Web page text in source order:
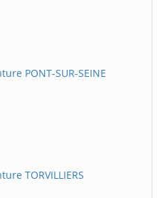
PONT-SUR-SEINE
TORVILLIERS